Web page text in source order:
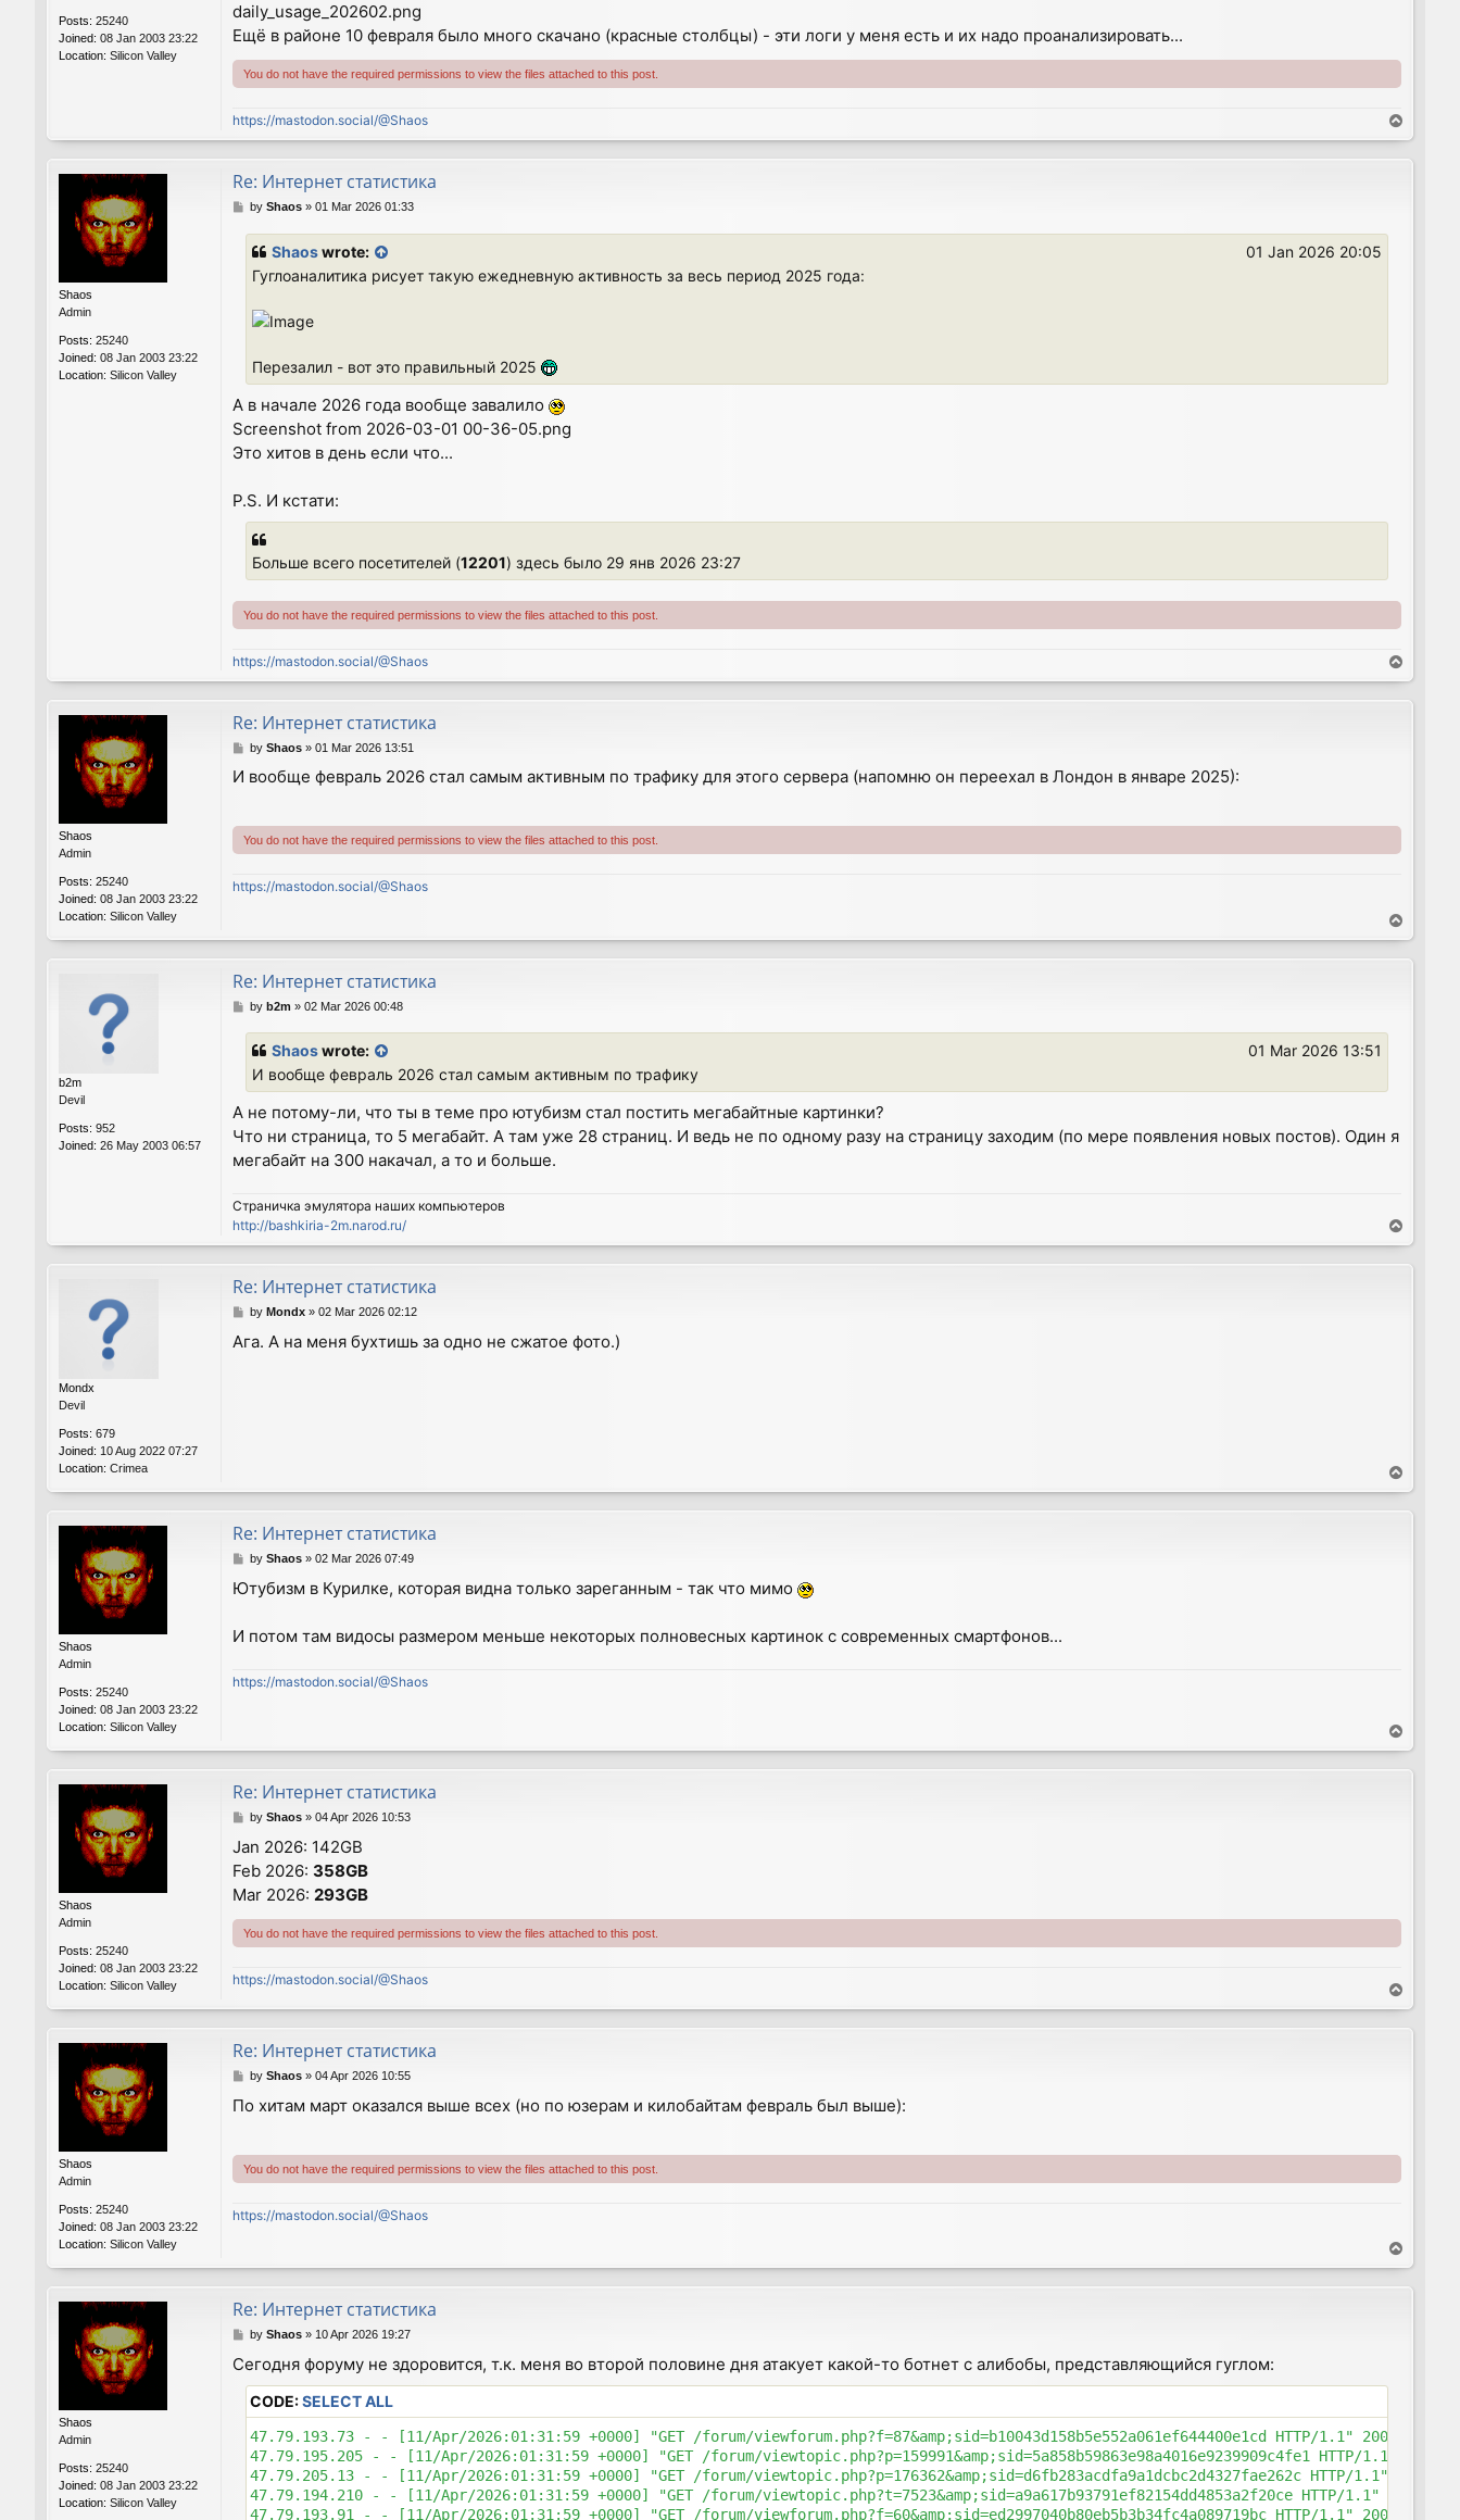
Posts: 25240
Joined: 08 Jan 2003 23:22
Location: Silicon Valley
daily_usage_202602.png
Ещё в районе 10 февраля было много скачано (красные столбцы) - эти логи у меня есть и их надо проанализировать...
You do not have the required permissions to view the files attached to this post.
https://mastodon.social/@Shaos
o
p
Shaos
Admin
Posts: 25240
Joined: 08 Jan 2003 23:22
Location: Silicon Valley
Re: Интернет статистика
Pby Shaos» 01 Mar 2026 01:33
Shaoswrote:
01 Jan 2026 20:05
Гуглоаналитика рисует такую ежедневную активность за весь период 2025 года:
Перезалил - вот это правильный 2025
А в начале 2026 года вообще завалило
Screenshot from 2026-03-01 00-36-05.png
Это хитов в день если что...
P.S. И кстати:
Больше всего посетителей (12201) здесь было 29 янв 2026 23:27
You do not have the required permissions to view the files attached to this post.
https://mastodon.social/@Shaos
o
p
Shaos
Admin
Posts: 25240
Joined: 08 Jan 2003 23:22
Location: Silicon Valley
Re: Интернет статистика
P
s
by Shaos» 01 Mar 2026 13:51
И вообще февраль 2026 стал самым активным по трафику для этого сервера (напомню он переехал в Лондон в январе 2025):
You do not have the required permissions to view the files attached to this post.
https://mastodon.social/@Shaos
o
p
b2m
Devil
Posts: 952
Joined: 26 May 2003 06:57
Re: Интернет статистика
Pby b2m » 02 Mar 2026 00:48
Shaoswrote:
01 Mar 2026 13:51
И вообще февраль 2026 стал самым активным по трафику
А не потому-ли, что ты в теме про ютубизм стал постить мегабайтные картинки?
Что ни страница, то 5 мегабайт. А там уже 28 страниц. И ведь не по одному разу на страницу заходим (по мере появления новых постов). Один я
мегабайт на 300 накачал, а то и больше.
Страничка эмулятора наших компьютеров
http://bashkiria-2m.narod.ru/
o
p
Mondx
Devil
Posts: 679
Joined: 10 Aug 2022 07:27
Location: Crimea
Re: Интернет статистика
P
s
by Mondx» 02 Mar 2026 02:12
Ага. А на меня бухтишь за одно не сжатое фото.)
o
p
Shaos
Admin
Posts: 25240
Joined: 08 Jan 2003 23:22
Location: Silicon Valley
Re: Интернет статистика
P
s
by Shaos» 02 Mar 2026 07:49
Ютубизм в Курилке, которая видна только зареганным - так что мимо
И потом там видосы размером меньше некоторых полновесных картинок с современных смартфонов...
https://mastodon.social/@Shaos
o
p
Shaos
Admin
Posts: 25240
Joined: 08 Jan 2003 23:22
Location: Silicon Valley
Re: Интернет статистика
P
s
t
by Shaos» 04 Apr 2026 10:53
Jan 2026: 142GB
Feb 2026: 358GB
Mar 2026: 293GB
You do not have the required permissions to view the files attached to this post.
https://mastodon.social/@Shaos
o
p
Shaos
Admin
Posts: 25240
Joined: 08 Jan 2003 23:22
Location: Silicon Valley
Re: Интернет статистика
P
s
by Shaos» 04 Apr 2026 10:55
По хитам март оказался выше всех (но по юзерам и килобайтам февраль был выше):
You do not have the required permissions to view the files attached to this post.
https://mastodon.social/@Shaos
o
p
Shaos
Admin
Posts: 25240
Joined: 08 Jan 2003 23:22
Location: Silicon Valley
Re: Интернет статистика
P
s
t
by Shaos» 10 Apr 2026 19:27
Сегодня форуму не здоровится, т.к. меня во второй половине дня атакует какой-то ботнет с алибобы, представляющийся гуглом:
CODE:SELECT ALL
47.79.193.73 - - [11/Apr/2026:01:31:59 +0000] "GET /forum/viewforum.php?f=87&amp;sid=b10043d158b5e552a061ef644400e1cd HTTP/1.1"
47.79.195.205 - - [11/Apr/2026:01:31:59 +0000] "GET /forum/viewtopic.php?p=159991&amp;sid=5a858b59863e98a4016e9239909c4fe1 HTTP/
47.79.205.13 - - [11/Apr/2026:01:31:59 +0000] "GET /forum/viewtopic.php?p=176362&amp;sid=d6fb283acdfa9a1dcbc2d4327fae262c HTTP/1.1"
47.79.194.210 - - [11/Apr/2026:01:31:59 +0000] "GET /forum/viewtopic.php?t=7523&amp;sid=a9a617b93791ef82154dd4853a2f20ce HTTP/1.1"
47.79.193.91 - - [11/Apr/2026:01:31:59 +0000] "GET /forum/viewforum.php?f=60&amp;sid=ed2997040b80eb5b3b34fc4a089719bc HTTP/1.1" 200